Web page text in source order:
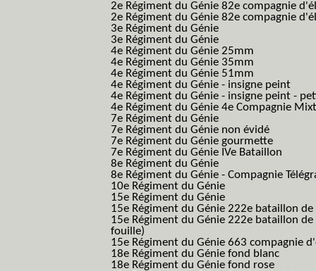
2e Régiment du Génie 82e compagnie
2e Régiment du Génie 82e compagnie
3e Régiment du Génie
3e Régiment du Génie
4e Régiment du Génie 25mm
4e Régiment du Génie 35mm
4e Régiment du Génie 51mm
4e Régiment du Génie - insigne peint
4e Régiment du Génie - insigne peint -
4e Régiment du Génie 4e Compagnie
7e Régiment du Génie
7e Régiment du Génie non évidé
7e Régiment du Génie gourmette
7e Régiment du Génie IVe Bataillon
8e Régiment du Génie
8e Régiment du Génie - Compagnie
10e Régiment du Génie
15e Régiment du Génie
15e Régiment du Génie 222e bataillon
15e Régiment du Génie 222e bataillon
fouille)
15e Régiment du Génie 663 compagnie
18e Régiment du Génie fond blanc
18e Régiment du Génie fond rose